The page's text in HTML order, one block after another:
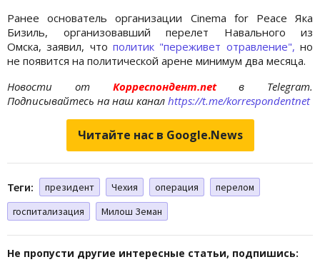
Ранее основатель организации Cinema fоr Peace Яка
Бизиль, организовавший перелет Навального из
Омска, заявил, что политик "переживет отравление", но
не появится на политической арене минимум два месяца.
Новости отКорреспондент.netв Telegram.
Подписывайтесь на наш канал https://t.me/korrespondentnet
Читайте нас в Google.News
Теги: президент Чехия операция
перелом
госпитализация
Милош Земан
Не пропусти другие интересные статьи, подпишись: